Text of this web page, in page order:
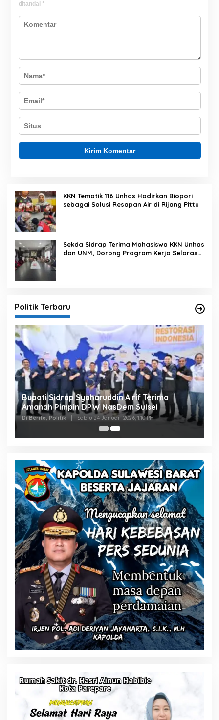
ditandai *
KKN Tematik 116 Unhas Hadirkan Biopori
sebagai Solusi Resapan Air di Rijang Pittu
Sekda Sidrap Terima Mahasiswa KKN Unhas
dan UNM, Dorong Program Kerja Selaras
Politik Terbaru
Bupati Sidrap Syaharuddin Alrif Terima
Amanah Pimpin DPW NasDem Sulsel
Di Berita, Politik | Sabtu 24 Januari 2026, 1:10 PM